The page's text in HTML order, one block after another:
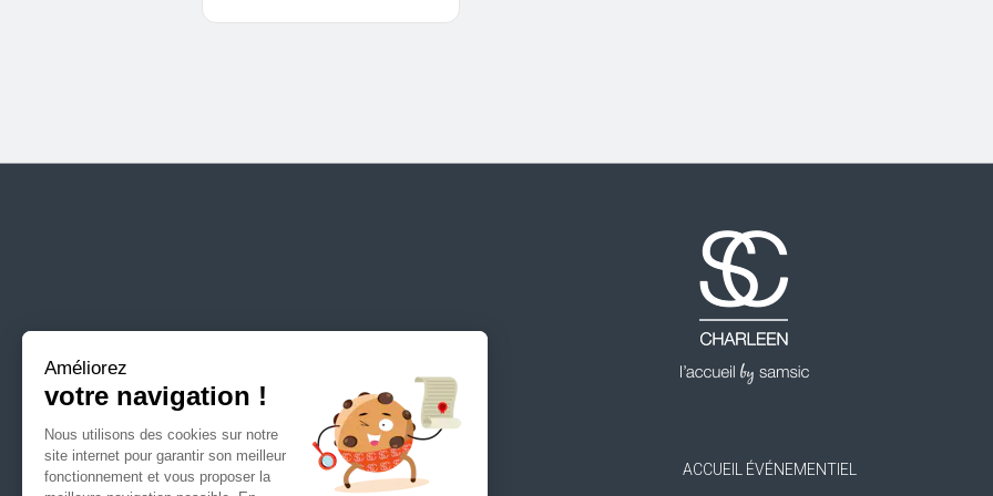
Seine-
Haute-
Loire
Haute-
Loire
Puy-
Footer PRÉSENTATION ACCUEIL ÉVÉNEMENTIEL
Améliorez
votre navigation !
Nous utilisons des cookies sur notre
site internet pour garantir son meilleur
fonctionnement et vous proposer la